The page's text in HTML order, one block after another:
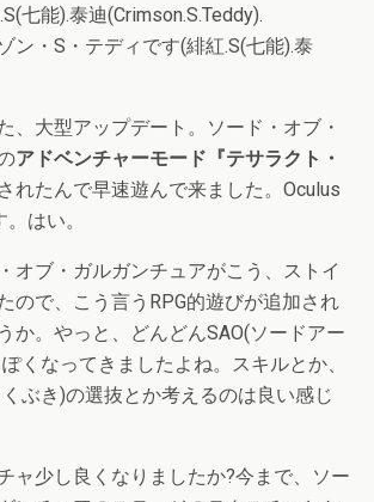
七能).泰迪(Crimson.S.Teddy).
ン・S・テディです(緋紅.S(七能).泰
、大型アップデート。ソード・オブ・
アドベンチャーモード『テサラクト・
れたんで早速遊んで来ました。Oculus
はい。
オブ・ガルガンチュアがこう、ストイ
ので、こう言うRPG的遊びが追加され
か。やっと、どんどんSAO(ソードアー
くなってきましたよね。スキルとか、
ぶき)の選抜とか考えるのは良い感じ
ャ少し良くなりましたか?今まで、ソー